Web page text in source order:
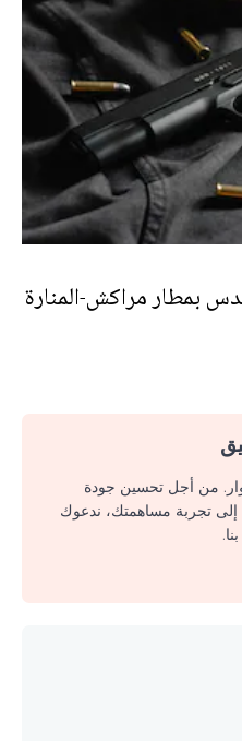
بمطار مراكش-المنارة
من أجل تحسين جودة
إلى تجربة مساهمتك، ندعوك